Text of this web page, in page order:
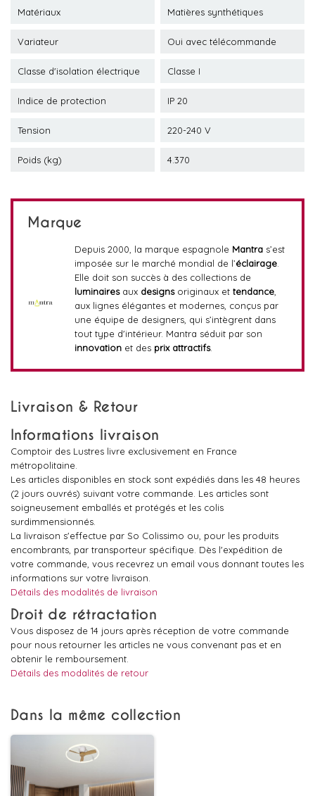
Matériaux Matières synthétiques
Variateur Oui avec télécommande
Classe d'isolation électrique Classe I
Indice de protection IP 20
Tension 220-240 V
Poids (kg) 4.370
Marque
Depuis 2000, la marque espagnole Mantras’est
imposée sur le marché mondial de l’éclairage.
Elle doit son succès à des collections de
luminairesaux designsoriginaux et tendance,
aux lignes élégantes et modernes, conçus par
une équipe de designers, qui s’intègrent dans
tout type d'intérieur. Mantra séduit par son
innovationet des prix attractifs.
Livraison & Retour
Informations livraison
Comptoir des Lustres livre exclusivement en France
métropolitaine.
Les articles disponibles en stock sont expédiés dans les 48 heures
(2 jours ouvrés) suivant votre commande. Les articles sont
soigneusement emballés et protégés et les colis
surdimmensionnés.
La livraison s'effectue par So Colissimo ou, pour les produits
encombrants, par transporteur spécifique. Dès l'expédition de
votre commande, vous recevrez un email vous donnant toutes les
informations sur votre livraison.
Détails des modalités de livraison
Droit de rétractation
Vous disposez de 14 jours après réception de votre commande
pour nous retourner les articles ne vous convenant pas et en
obtenir le remboursement.
Détails des modalités de retour
Dans la même collection